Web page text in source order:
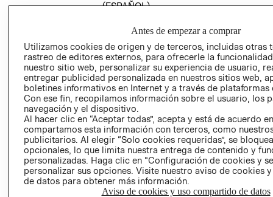
(ESPAÑOL)
TRANSPARENCIA
Y ÉTICA (INGLÉS)
COMERCIO - SIC
PETICIONES
QUEJAS Y
RECLAMOS
Colombia ($)
CAMBIAR REGIÓN
Antes de empezar a comprar
Utilizamos cookies de origen y de terceros, incluidas otras
rastreo de editores externos, para ofrecerle la
nuestro sitio web, personalizar su experiencia de usuario,
entregar publicidad personalizada en nuestros sitios web,
boletines informativos en Internet y a través de plataformas
Con ese fin, recopilamos información sobre el usuario, los
navegación y el dispositivo.
Al hacer clic en “Aceptar todas”, acepta y está de acuerdo
compartamos esta información con terceros, como
publicitarios. Al elegir “Solo cookies requeridas”, se
opcionales, lo que limita nuestra entrega de contenido y
personalizadas. Haga clic en “Configuración de cookies y
personalizar sus opciones. Visite nuestro aviso de cookies
de datos para obtener más información.
Aviso de cookies y uso compartido de datos